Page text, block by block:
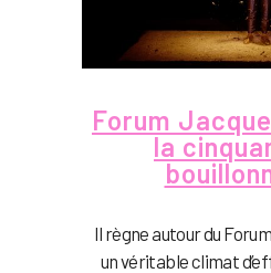
Forum
la
Il règne autour du
un véritable climat